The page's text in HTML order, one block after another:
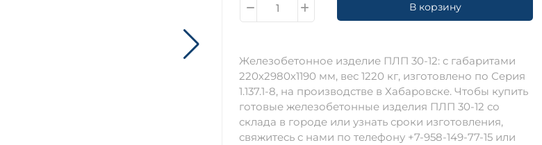
В корзину
Железобетонное изделие ПЛП 30-12: c габаритами
220х2980х1190 мм, вес 1220 кг, изготовлено по Серия
1.137.1-8, на производстве в Хабаровске. Чтобы купить
готовые железобетонные изделия ПЛП 30-12 со
склада в городе или узнать сроки изготовления,
свяжитесь с нами по телефону +7-958-149-77-15 или